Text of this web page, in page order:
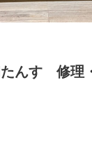
んす 修理